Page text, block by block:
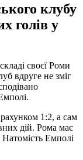
клубу
голів у
своєї Роми
вдруге не зміг
1:2, а сам
дій. Рома має
Емполі